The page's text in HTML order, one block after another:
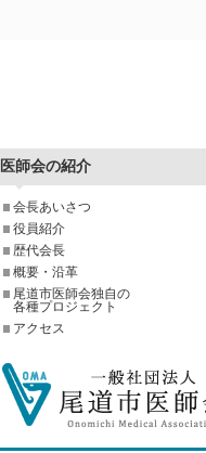
医師会の紹介
会長あいさつ
役員紹介
歴代会長
概要・沿革
尾道市医師会独自の
各種プロジェクト
アクセス